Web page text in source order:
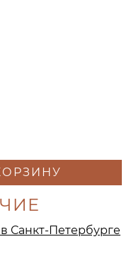
Санкт-Петербурге